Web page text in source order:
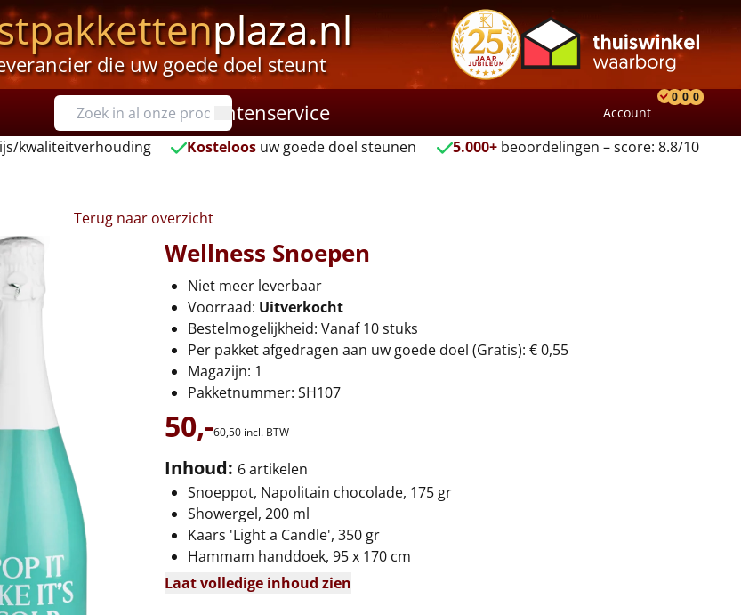
plaza.nl
die uw goede doel steunt
Klantenservice Account
0 0 0
kwaliteitverhouding Kosteloos uw goede doel steunen 5.000+ beoordelingen – score: 8.8/10
Terug naar overzicht
Wellness Snoepen
Niet meer leverbaar
Voorraad: Uitverkocht
Bestelmogelijkheid: Vanaf 10 stuks
Per pakket afgedragen aan uw goede doel (Gratis): € 0,55
Magazijn: 1
Pakketnummer: SH107
50,-60,50 incl. BTW
Inhoud: 6 artikelen
Snoeppot, Napolitain chocolade, 175 gr
Showergel, 200 ml
Kaars 'Light a Candle', 350 gr
Hammam handdoek, 95 x 170 cm
Laat volledige inhoud zien